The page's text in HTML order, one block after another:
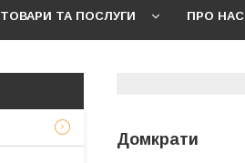
ТОВАРИ ТА ПОСЛУГИ ПРО НАС
Домкрати